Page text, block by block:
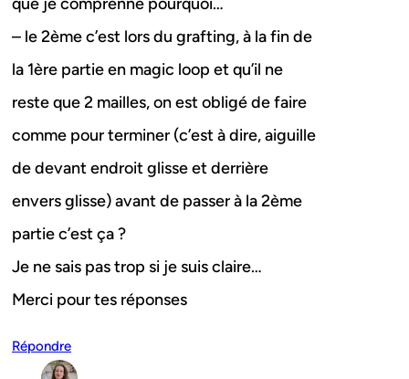
que je comprenne pourquoi…
– le 2ème c’est lors du grafting, à la fin de
la 1ère partie en magic loop et qu’il ne
reste que 2 mailles, on est obligé de faire
comme pour terminer (c’est à dire, aiguille
de devant endroit glisse et derrière
envers glisse) avant de passer à la 2ème
partie c’est ça ?
Je ne sais pas trop si je suis claire…
Merci pour tes réponses
Répondre